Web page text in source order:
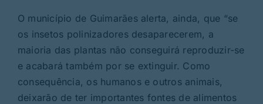
O município de Guimarães alerta, ainda, que “se
os insetos polinizadores desaparecerem, a
maioria das plantas não conseguirá reproduzir-se
e acabará também por se extinguir. Como
consequência, os humanos e outros animais,
deixarão de ter importantes fontes de alimentos